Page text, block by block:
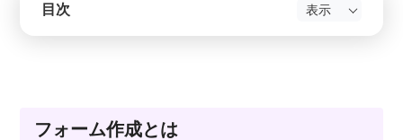
目次
フォーム作成とは